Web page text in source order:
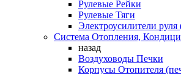
Рулевые Рейки
Рулевые Тяги
Электроусилители
Система Отопления,
назад
Воздуховоды Печки
Корпусы Отопителя